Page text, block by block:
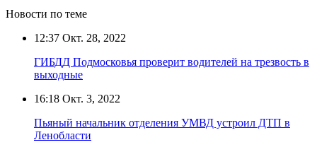
Новости по теме
12:37 Окт. 28, 2022
ГИБДД Подмосковья проверит водителей на трезвость в
выходные
16:18 Окт. 3, 2022
Пьяный начальник отделения УМВД устроил ДТП в
Ленобласти